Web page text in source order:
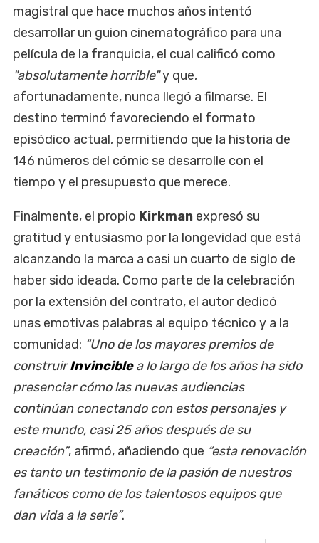
magistral que hace muchos años intentó
desarrollar un guion cinematográfico para una
película de la franquicia, el cual calificó como
"absolutamente horrible"y que,
afortunadamente, nunca llegó a filmarse. El
destino terminó favoreciendo el formato
episódico actual, permitiendo que la historia de
146 números del cómic se desarrolle con el
tiempo y el presupuesto que merece.
Finalmente, el propio Kirkman expresó su
gratitud y entusiasmo por la longevidad que está
alcanzando la marca a casi un cuarto de siglo de
haber sido ideada. Como parte de la celebración
por la extensión del contrato, el autor dedicó
unas emotivas palabras al equipo técnico y a la
comunidad: “Uno de los mayores premios de
construirInvinciblea lo largo de los años ha sido
presenciar cómo las nuevas audiencias
continúan conectando con estos personajes y
este mundo, casi 25 años después de su
creación”, afirmó, añadiendo que “esta renovación
es tanto un testimonio de la pasión de nuestros
fanáticos como de los talentosos equipos que
dan vida a la serie”.